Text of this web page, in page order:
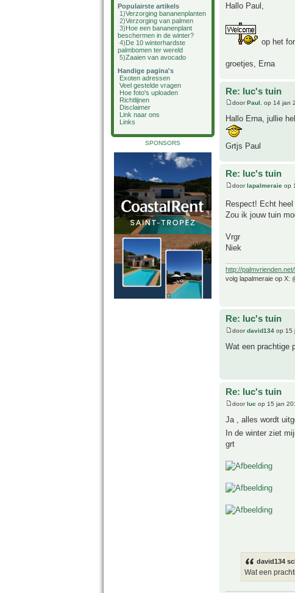
Populairste artikels
1)Verzorging bananenplanten
2)Verzorging van palmen
3)Hoe een bananenplant
beschermen in de winter?
4)De 10 winterhardste
palmbomen ter wereld
5)Zaaien van avocado
Handige pagina's
Exoten adressen
Veel gestelde vragen
Hoe foto's uploaden
Richtlijnen
Disclaimer
Link naar ons
Links
SPONSORS
Hallo Paul,
op het
groetjes, Erna
Re: luc's tuin
doorPaul. op 14 jan
Hallo Erna, jullie
Grtjs Paul
Re: luc's tuin
doorlapalmeraie op
Respect! Echt
Zou ik jouw tuin
Vrgr
Niek
http://
volg lapalmeraie op X:
Re: luc's tuin
doordavid134 op 15
Wat een prachtige
Re: luc's tuin
doorluc op 15 jan
Ja , alles wordt
In de winter ziet
grt
david134
Wat een